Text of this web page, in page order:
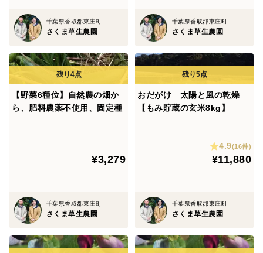
千葉県香取郡東庄町
さくま草生農園
千葉県香取郡東庄町
さくま草生農園
【野菜6種位】自然農の畑か
ら、肥料農薬不使用、固定種
¥3,279
千葉県香取郡東庄町
さくま草生農園
おだがけ 太陽と風の乾燥
【もみ貯蔵の玄米8kg】
4.9(16件)
¥11,880
千葉県香取郡東庄町
さくま草生農園